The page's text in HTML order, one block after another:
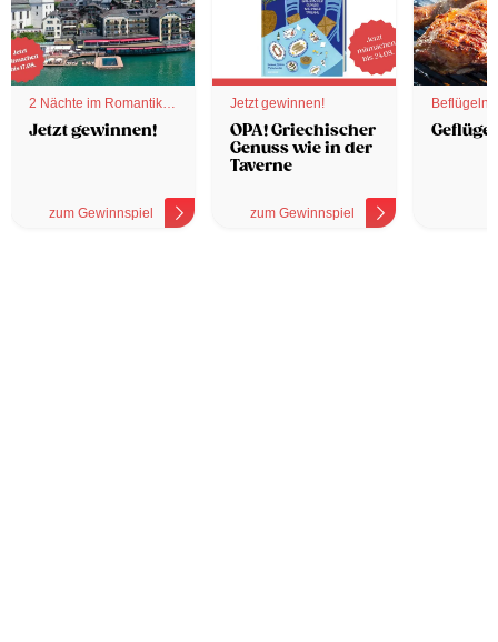
2 Nächte im Romantik
Hotel
Jetzt gewinnen!
zum Gewinnspiel
Jetzt gewinnen!
OPA! Griechischer
Genuss wie in der
Taverne
zum Gewinnspiel